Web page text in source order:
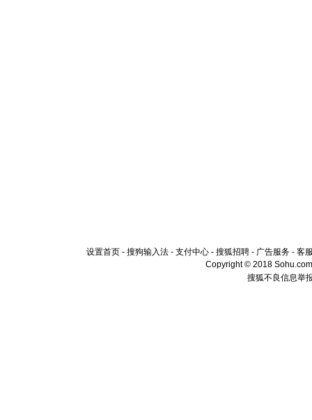
设置首页 - 搜狗输入法 - 支付中心 - 搜狐招聘 - 广告服务 - 客
Copyright © 2018
搜狐不良信息举